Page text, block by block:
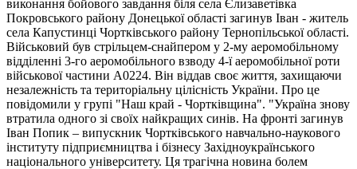
виконання бойового завдання біля села Єлизаветівка
Покровського району Донецької області загинув Іван - житель
села Капустинці Чортківського району Тернопільської області.
Військовий був стрільцем-снайпером у 2-му аеромобільному
відділенні 3-го аеромобільного взводу 4-ї аеромобільної роти
військової частини А0224. Він віддав своє життя, захищаючи
незалежність та територіальну цілісність України. Про це
повідомили у групі "Наш край - Чортківщина". "Україна знову
втратила одного зі своїх найкращих синів. На фронті загинув
Іван Попик – випускник Чортківського навчально-наукового
інституту підприємництва і бізнесу Західноукраїнського
національного університету. Ця трагічна новина болем